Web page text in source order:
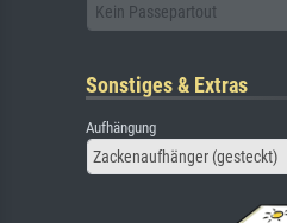
Kein Passepartout
Sonstiges & Extras
Aufhängung
Zackenaufhänger (gesteckt)